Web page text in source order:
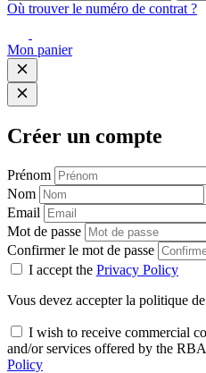
Où trouver le numéro de contrat ?
Mon panier
Créer un compte
Prénom
Nom
Email
Mot de passe
Confirmer le mot de passe
I accept the Privacy Policy
Vous devez accepter la politique
I wish to receive commercial
and/or services offered by the
Policy